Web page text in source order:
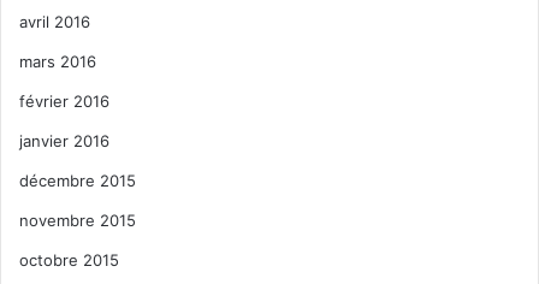
avril 2016
mars 2016
février 2016
janvier 2016
décembre 2015
novembre 2015
octobre 2015